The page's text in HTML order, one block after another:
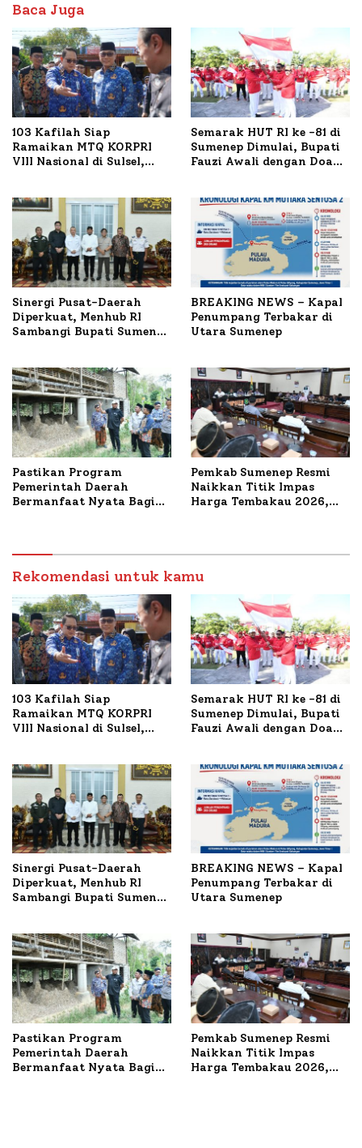
Baca Juga
103 Kafilah Siap
Ramaikan MTQ KORPRI
VIII Nasional di Sulsel,
Semarak HUT RI ke -81 di
Sumenep Dimulai, Bupati
Fauzi Awali dengan Doa
Sinergi Pusat-Daerah
Diperkuat, Menhub RI
Sambangi Bupati Sumenep
BREAKING NEWS – Kapal
Penumpang Terbakar di
Utara Sumenep
Pastikan Program
Pemerintah Daerah
Bermanfaat Nyata Bagi
Petelur di Desa Bataal
Timur
Pemkab Sumenep Resmi
Naikkan Titik Impas
Harga Tembakau 2026,
Rekomendasi untuk kamu
103 Kafilah Siap
Ramaikan MTQ KORPRI
VIII Nasional di Sulsel,
Semarak HUT RI ke -81 di
Sumenep Dimulai, Bupati
Fauzi Awali dengan Doa
Sinergi Pusat-Daerah
Diperkuat, Menhub RI
Sambangi Bupati Sumenep
BREAKING NEWS – Kapal
Penumpang Terbakar di
Utara Sumenep
Pastikan Program
Pemerintah Daerah
Bermanfaat Nyata Bagi
Pemkab Sumenep Resmi
Naikkan Titik Impas
Harga Tembakau 2026,